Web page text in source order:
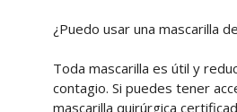
¿Puedo usar una mascarilla
Toda mascarilla es útil y
contagio. Si puedes tener
mascarilla quirúrgica